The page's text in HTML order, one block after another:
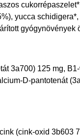
yucca
gyógynövények
3a700) 125 mg,
D-pantotenát
(cink-oxid 3b603